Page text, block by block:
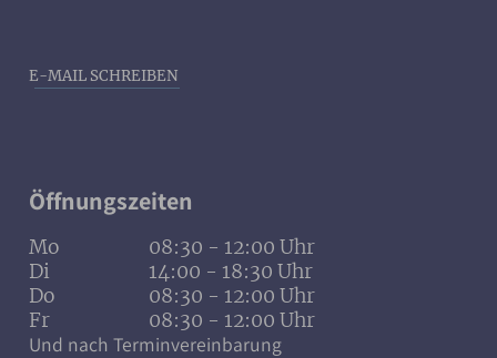
E-MAIL SCHREIBEN
Öffnungszeiten
Mo
08:30 - 12:00 Uhr
Di
14:00 - 18:30 Uhr
Do
08:30 - 12:00 Uhr
Fr
08:30 - 12:00 Uhr
Und nach Terminvereinbarung